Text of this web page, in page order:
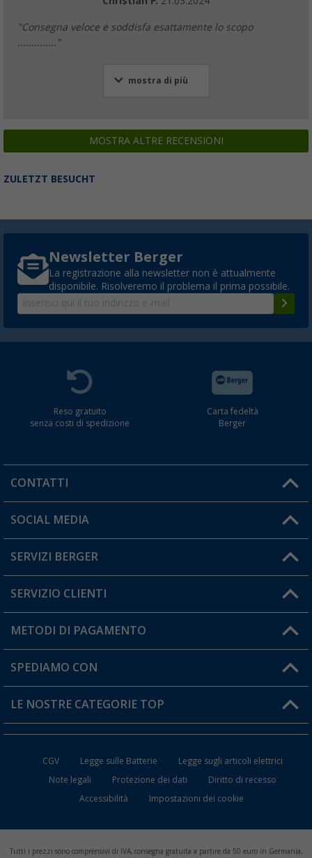
"Consegna veloce e soddisfa esattamente lo scopo
.............."
mostra di più
MOSTRA ALTRE RECENSIONI
ZULETZT BESUCHT
Newsletter Berger
La registrazione alla newsletter non è attualmente
disponibile. Risolveremo il problema il prima possibile.
Reso gratuito
senza costi di spedizione
Carta fedeltà
Berger
CONTATTI
Orari di apertura del servizio:
Hai una domanda?
SOCIAL MEDIA
SERVIZI BERGER
Diventare rivenditori
Il mio Account
Carta fedeltà Berger
SERVIZIO CLIENTI
Informazioni sulla spedizione
Resi
FAQ e Contatti
METODI DI PAGAMENTO
SPEDIAMO CON
LE NOSTRE CATEGORIE TOP
Mobili per il Campeggio
Frigo Portatili
CGV Legge sulle Batterie
Legge sugli articoli elettrici
Note legali
Protezione dei dati
Diritto di recesso
Accessibilità
Impostazioni dei cookie
Tutti i prezzi sono comprensivi di IVA, consegna gratuita a partire da 50 euro in Germania,